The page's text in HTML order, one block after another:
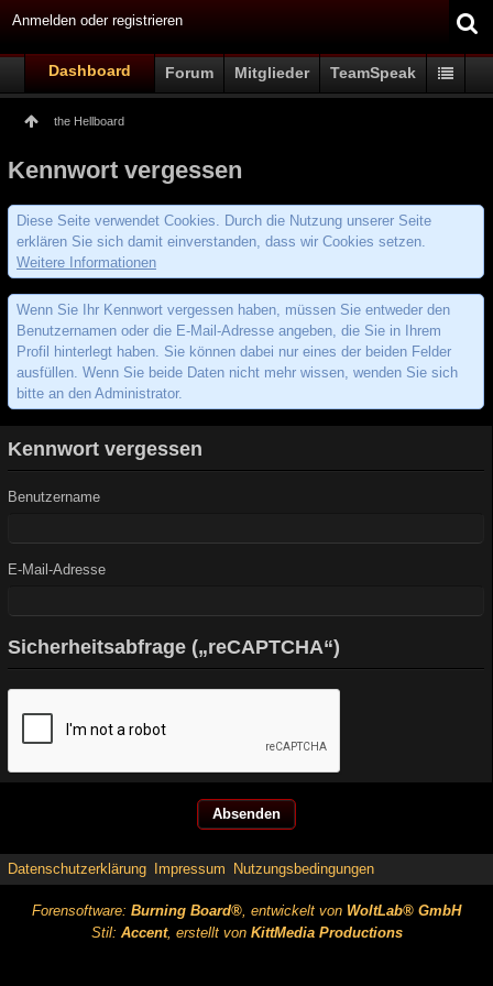
Anmelden oder registrieren
Dashboard Forum Mitglieder TeamSpeak
the Hellboard
Kennwort vergessen
Diese Seite verwendet Cookies. Durch die Nutzung unserer Seite
erklären Sie sich damit einverstanden, dass wir Cookies setzen.
Weitere Informationen
Wenn Sie Ihr Kennwort vergessen haben, müssen Sie entweder den
Benutzernamen oder die E-Mail-Adresse angeben, die Sie in Ihrem
Profil hinterlegt haben. Sie können dabei nur eines der beiden Felder
ausfüllen. Wenn Sie beide Daten nicht mehr wissen, wenden Sie sich
bitte an den Administrator.
Kennwort vergessen
Benutzername
E-Mail-Adresse
Sicherheitsabfrage („reCAPTCHA“)
Datenschutzerklärung Impressum Nutzungsbedingungen
Forensoftware: Burning Board®, entwickelt von WoltLab® GmbH
Stil: Accent, erstellt von KittMedia Productions